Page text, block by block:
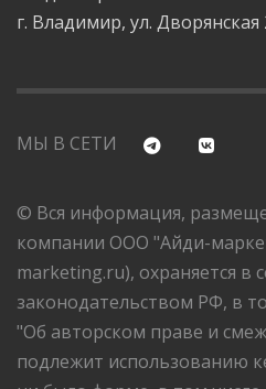
г. Владимир, ул.
МЫ В СЕТИ
© Вся информация,
компании ООО "Айди-
marketing.ru), охраняется в
законодательством РФ, в
"Об авторском праве и
подлежит использованию